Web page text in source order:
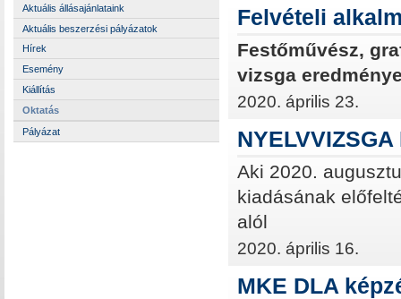
Aktuális állásajánlataink
Aktuális beszerzési pályázatok
Hírek
Esemény
Kiállítás
Oktatás
Pályázat
Felvételi
Festőművész,
vizsga
2020. április 23.
Aki 2020.
kiadásának
alól
2020. április 16.
MKE DLA